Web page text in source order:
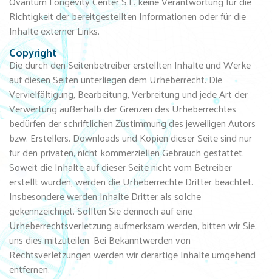
Richtigkeit der bereitgestellten Informationen oder für die
Inhalte externer Links.
Copyright
Die durch den Seitenbetreiber erstellten Inhalte und Werke
auf diesen Seiten unterliegen dem Urheberrecht. Die
Vervielfältigung, Bearbeitung, Verbreitung und jede Art der
Verwertung außerhalb der Grenzen des Urheberrechtes
bedürfen der schriftlichen Zustimmung des jeweiligen Autors
bzw. Erstellers. Downloads und Kopien dieser Seite sind nur
für den privaten, nicht kommerziellen Gebrauch gestattet.
Soweit die Inhalte auf dieser Seite nicht vom Betreiber
erstellt wurden, werden die Urheberrechte Dritter beachtet.
Insbesondere werden Inhalte Dritter als solche
gekennzeichnet. Sollten Sie dennoch auf eine
Urheberrechtsverletzung aufmerksam werden, bitten wir Sie,
uns dies mitzuteilen. Bei Bekanntwerden von
Rechtsverletzungen werden wir derartige Inhalte umgehend
entfernen.